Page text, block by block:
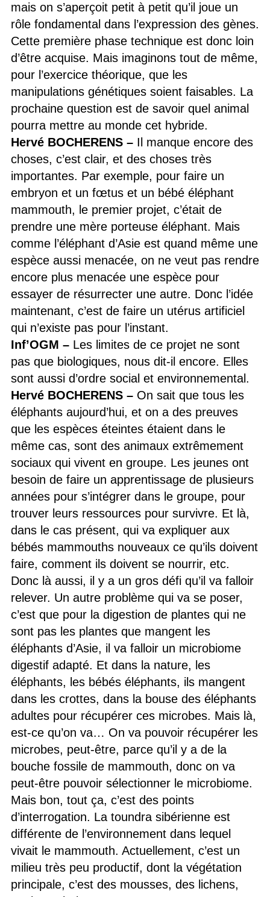
mais on s’aperçoit petit à petit qu’il joue un
rôle fondamental dans l’expression des gènes.
Cette première phase technique est donc loin
d’être acquise. Mais imaginons tout de même,
pour l’exercice théorique, que les
manipulations génétiques soient faisables. La
prochaine question est de savoir quel animal
pourra mettre au monde cet hybride.
Hervé BOCHERENS –Il manque encore des
choses, c’est clair, et des choses très
importantes. Par exemple, pour faire un
embryon et un fœtus et un bébé éléphant
mammouth, le premier projet, c’était de
prendre une mère porteuse éléphant. Mais
comme l’éléphant d’Asie est quand même une
espèce aussi menacée, on ne veut pas rendre
encore plus menacée une espèce pour
essayer de résurrecter une autre. Donc l’idée
maintenant, c’est de faire un utérus artificiel
qui n’existe pas pour l’instant.
Inf’OGM –Les limites de ce projet ne sont
pas que biologiques, nous dit-il encore. Elles
sont aussi d’ordre social et environnemental.
Hervé BOCHERENS –On sait que tous les
éléphants aujourd’hui, et on a des preuves
que les espèces éteintes étaient dans le
même cas, sont des animaux extrêmement
sociaux qui vivent en groupe. Les jeunes ont
besoin de faire un apprentissage de plusieurs
années pour s’intégrer dans le groupe, pour
trouver leurs ressources pour survivre. Et là,
dans le cas présent, qui va expliquer aux
bébés mammouths nouveaux ce qu’ils doivent
faire, comment ils doivent se nourrir, etc.
Donc là aussi, il y a un gros défi qu’il va falloir
relever. Un autre problème qui va se poser,
c’est que pour la digestion de plantes qui ne
sont pas les plantes que mangent les
éléphants d’Asie, il va falloir un microbiome
digestif adapté. Et dans la nature, les
éléphants, les bébés éléphants, ils mangent
dans les crottes, dans la bouse des éléphants
adultes pour récupérer ces microbes. Mais là,
est-ce qu’on va… On va pouvoir récupérer les
microbes, peut-être, parce qu’il y a de la
bouche fossile de mammouth, donc on va
peut-être pouvoir sélectionner le microbiome.
Mais bon, tout ça, c’est des points
d’interrogation. La toundra sibérienne est
différente de l’environnement dans lequel
vivait le mammouth. Actuellement, c’est un
milieu très peu productif, dont la végétation
principale, c’est des mousses, des lichens,